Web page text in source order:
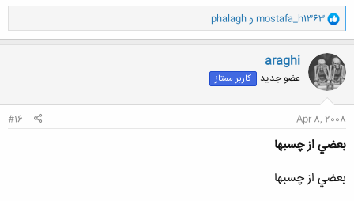
و
ا
ک
ن
ش
ه
ا
mostafa_h1363 و phalagh
araghi
عضو جدید کاربر ممتاز
Apr 8, 2008
#16
بعضي از چسبها
بعضي از چسبها